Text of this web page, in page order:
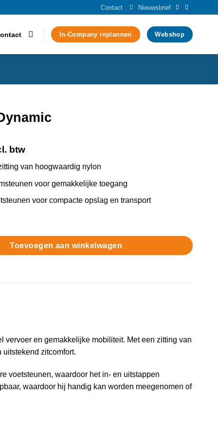
Contact Nieuwsbrief
In-Company inplannen Webshop
btw
van hoogwaardig nylon
voor gemakkelijke toegang
voor compacte opslag en transport
Toevoegen aan winkelwagen
vervoer en gemakkelijke mobiliteit. Met een zitting van
zitcomfort.
voetsteunen, waardoor het in- en uitstappen
waardoor hij handig kan worden meegenomen of